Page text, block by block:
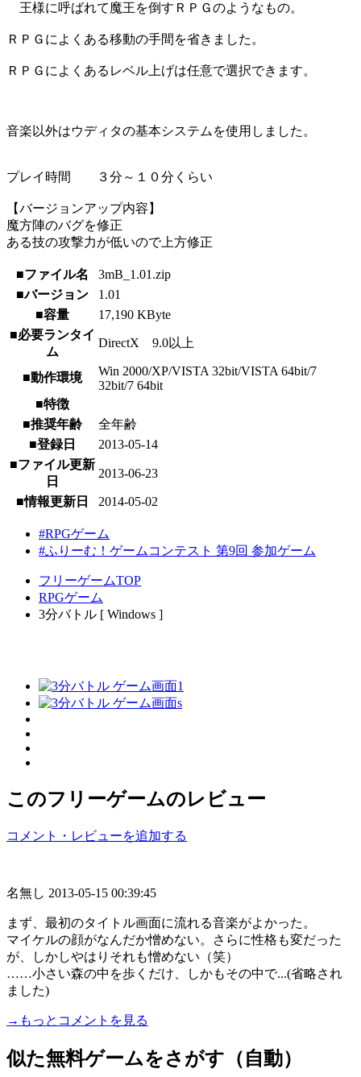
王様に呼ばれて魔王を倒すＲＰＧのようなもの。
ＲＰＧによくある移動の手間を省きました。
ＲＰＧによくあるレベル上げは任意で選択できます。
音楽以外はウディタの基本システムを使用しました。
プレイ時間 ３分～１０分くらい
【バージョンアップ内容】
魔方陣のバグを修正
ある技の攻撃力が低いので上方修正
■ファイル名
3mB_1.01.zip
■バージョン
1.01
■容量
17,190 KByte
■必要ランタイ
ム
DirectX 9.0以上
■動作環境
Win 2000/XP/VISTA 32bit/VISTA 64bit/7
32bit/7 64bit
■特徴
■推奨年齢
全年齢
■登録日
2013-05-14
■ファイル更新
日
2013-06-23
■情報更新日 2014-05-02
#RPGゲーム
#ふりーむ！ゲームコンテスト 第9回 参加ゲーム
フリーゲームTOP
RPGゲーム
3分バトル [ Windows ]
このフリーゲームのレビュー
コメント・レビューを追加する
名無し 2013-05-15 00:39:45
まず、最初のタイトル画面に流れる音楽がよかった。
マイケルの顔がなんだか憎めない。さらに性格も変だった
が、しかしやはりそれも憎めない（笑）
……小さい森の中を歩くだけ、しかもその中で...(省略され
ました)
→もっとコメントを見る
似た無料ゲームをさがす（自動）